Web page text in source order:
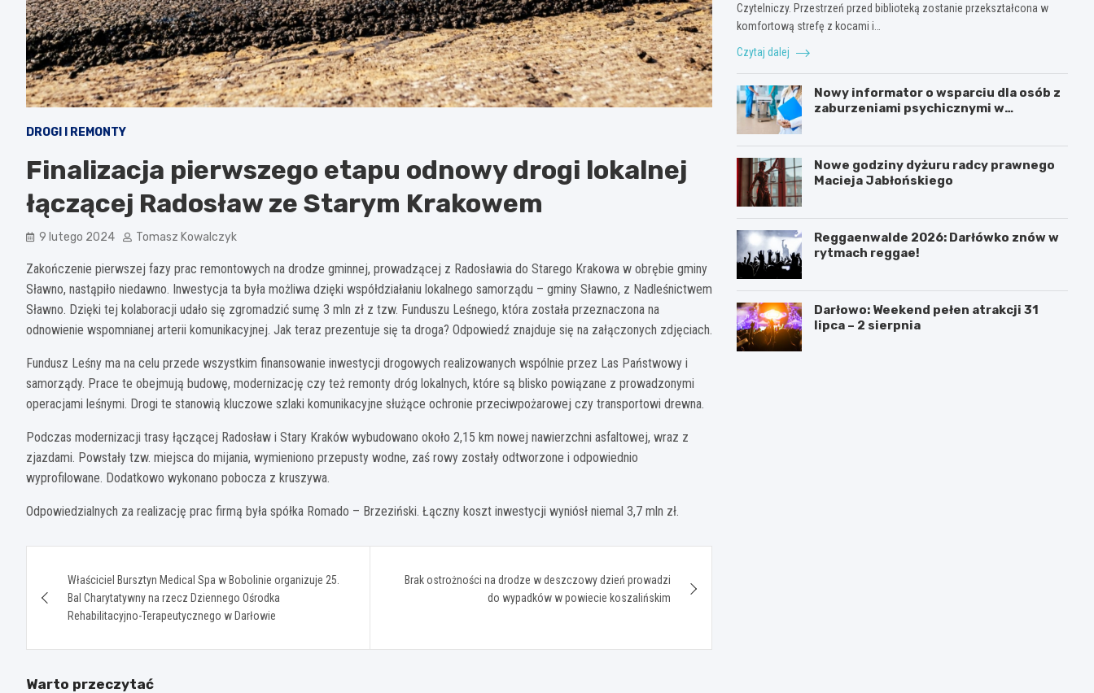
DROGI I REMONTY
Finalizacja pierwszego etapu odnowy drogi lokalnej
łączącej Radosław ze Starym Krakowem
9 lutego 2024 Tomasz Kowalczyk
Zakończenie pierwszej fazy prac remontowych na drodze gminnej, prowadzącej z Radosławia do Starego Krakowa w obrębie gminy
Sławno, nastąpiło niedawno. Inwestycja ta była możliwa dzięki współdziałaniu lokalnego samorządu – gminy Sławno, z Nadleśnictwem
Sławno. Dzięki tej kolaboracji udało się zgromadzić sumę 3 mln zł z tzw. Funduszu Leśnego, która została przeznaczona na
odnowienie wspomnianej arterii komunikacyjnej. Jak teraz prezentuje się ta droga? Odpowiedź znajduje się na załączonych zdjęciach.
Fundusz Leśny ma na celu przede wszystkim finansowanie inwestycji drogowych realizowanych wspólnie przez Las Państwowy i
samorządy. Prace te obejmują budowę, modernizację czy też remonty dróg lokalnych, które są blisko powiązane z prowadzonymi
operacjami leśnymi. Drogi te stanowią kluczowe szlaki komunikacyjne służące ochronie przeciwpożarowej czy transportowi drewna.
Podczas modernizacji trasy łączącej Radosław i Stary Kraków wybudowano około 2,15 km nowej nawierzchni asfaltowej, wraz z
zjazdami. Powstały tzw. miejsca do mijania, wymieniono przepusty wodne, zaś rowy zostały odtworzone i odpowiednio
wyprofilowane. Dodatkowo wykonano pobocza z kruszywa.
Odpowiedzialnych za realizację prac firmą była spółka Romado – Brzeziński. Łączny koszt inwestycji wyniósł niemal 3,7 mln zł.
wpisu
Właściciel Bursztyn Medical Spa w Bobolinie organizuje 25.
Bal Charytatywny na rzecz Dziennego Ośrodka
Rehabilitacyjno-Terapeutycznego w Darłowie
Brak ostrożności na drodze w deszczowy dzień prowadzi
do wypadków w powiecie koszalińskim
Czytelniczy. Przestrzeń przed biblioteką zostanie przekształcona w
komfortową strefę z kocami i…
Czytaj dalej
Nowy informator o wsparciu dla osób z
zaburzeniami psychicznymi w
Nowe godziny dyżuru radcy prawnego
Macieja Jabłońskiego
Reggaenwalde 2026: Darłówko znów w
rytmach reggae!
Darłowo: Weekend pełen atrakcji 31
lipca – 2 sierpnia
Warto przeczytać